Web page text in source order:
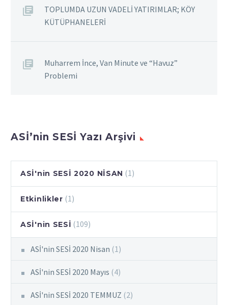
TOPLUMDA UZUN VADELİ YATIRIMLAR; KÖY
KÜTÜPHANELERİ
Muharrem İnce, Van Minute ve “Havuz”
Problemi
ASİ’nin SESİ Yazı Arşivi
ASİ'nin SESİ 2020 NİSAN (1)
Etkinlikler (1)
ASİ'nin SESİ (109)
ASİ'nin SESİ 2020 Nisan (1)
ASİ'nin SESİ 2020 Mayıs (4)
ASİ'nin SESİ 2020 TEMMUZ (2)